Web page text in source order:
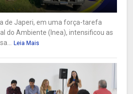
de Japeri, em uma força-tarefa
do Ambiente (Inea), intensificou as
Leia Mais